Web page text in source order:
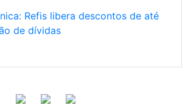
Refis libera descontos de até
de dívidas